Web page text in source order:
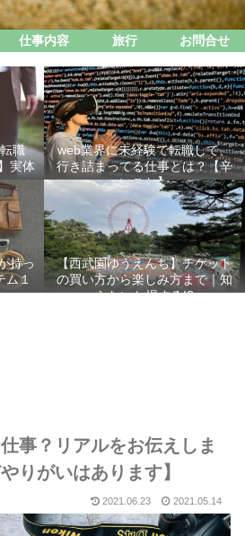
仕事内容 旅行 お問合せ
職
実体
web業界に未経験で転職して、
行き詰まってる仕事とは？【辛
いこと】
持っ
ム１
【西武園ゆうえんち】チケット
の買い方から楽しみ方まで｜知
らないと損する!?
事？リアルをお伝えしま
りがいはあります】
2021.06.23 2021.05.14